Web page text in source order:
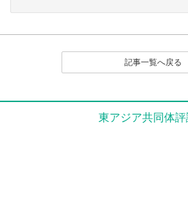
記事一覧へ戻る
東アジア共同体